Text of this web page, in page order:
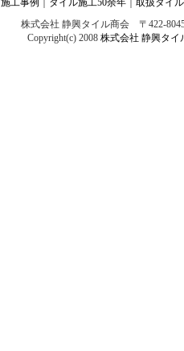
施工事例 タイル施工50余年 取扱タイル
株式会社 静興タイル商会 〒422-
Copyright(c) 2008 株式会社 静興タイ